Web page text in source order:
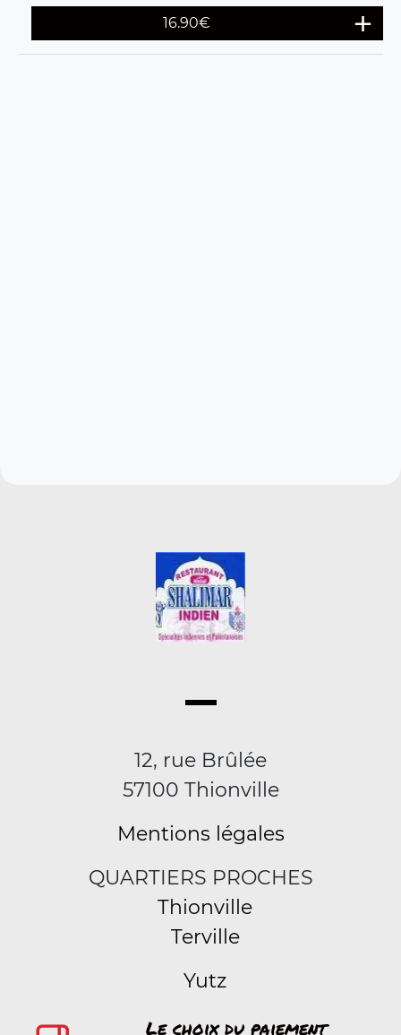
16.90€
12, rue Brûlée
57100 Thionville
Mentions légales
QUARTIERS PROCHES
Thionville
Terville
Yutz
Le choix du paiement